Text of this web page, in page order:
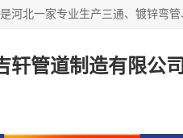
轩管道制造有限公司